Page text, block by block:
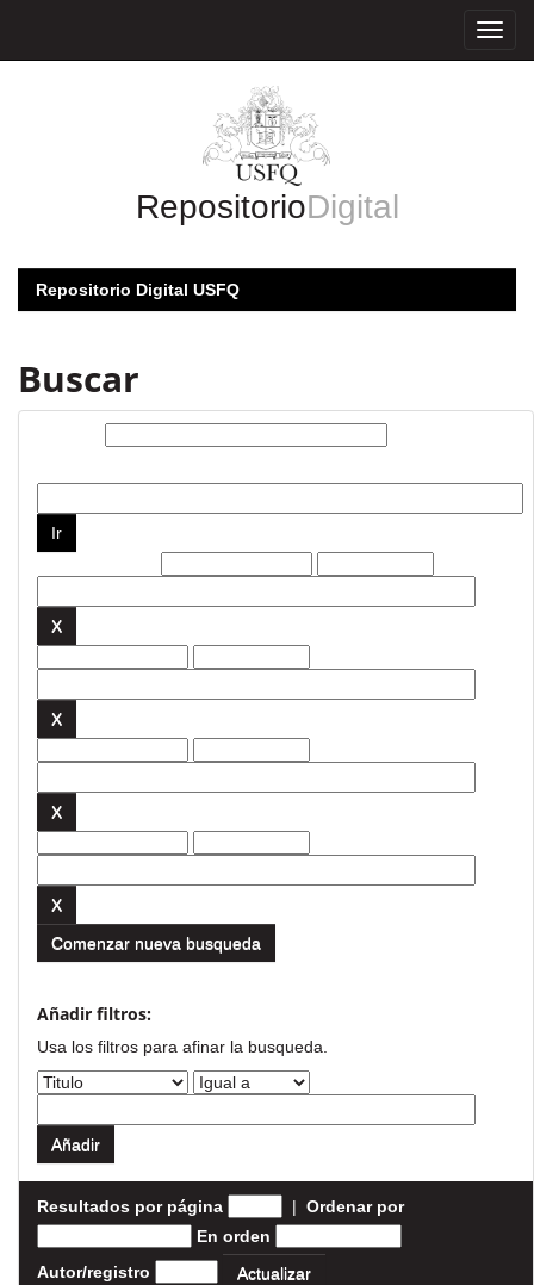
RepositorioDigital
Repositorio Digital USFQ
Buscar
Comenzar nueva busqueda
Añadir filtros:
Usa los filtros para afinar la busqueda.
Resultados por página | Ordenar por
En orden
Autor/registro